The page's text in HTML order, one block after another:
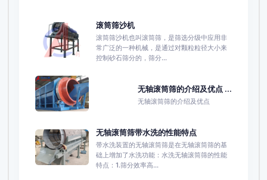
滚筒筛沙机
滚筒筛沙机也叫滚筒筛，是筛选分级中应用非
常广泛的一种机械，是通过对颗粒粒径大小来
控制砂石筛分的，筛分...
无轴滚筒筛的介绍及优点 ...
无轴滚筒筛的介绍及优点
无轴滚筒筛带水洗的性能特点
带水洗装置的无轴滚筒筛是在无轴滚筒筛的基
础上增加了水洗功能：水洗无轴滚筒筛的性能
特点：1.筛分效率高...